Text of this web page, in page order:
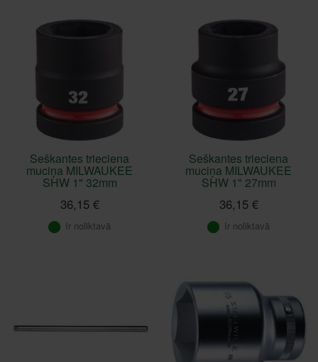
Seškantes trieciena
muciņa MILWAUKEE
SHW 1" 32mm
36,15 €
Ir noliktavā
Seškantes trieciena
muciņa MILWAUKEE
SHW 1" 27mm
36,15 €
Ir noliktavā